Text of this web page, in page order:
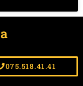
075.518.41.41